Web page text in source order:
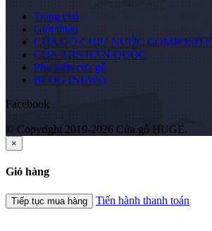
Trang chủ
Giới thiệu
CỬA GỖ CHỊU NƯỚC COMPOSITE
CỬA ABS HÀN QUỐC
Phụ kiện cửa gỗ
BLOG (NEWs)
Facebook
© Copyright 2019-2026 Cửa gỗ HUGE.
×
Giỏ hàng
Tiếp tục mua hàng Tiến hành thanh toán